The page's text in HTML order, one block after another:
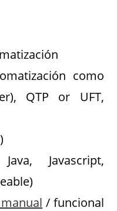
como
QTP or UFT,
Javascript,
/ funcional